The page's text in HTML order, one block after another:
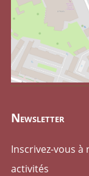
Newsletter
Inscrivez-vous
activités